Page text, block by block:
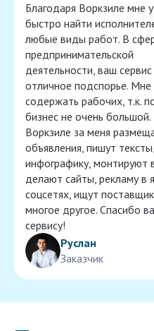
Благодаря Воркзиле мне
быстро найти
любые виды работ. В
предпринимательской
деятельности, ваш сервис
отличное подспорье.
содержать рабочих, т.к.
бизнес не очень
Воркзиле за меня
объявления, пишут
инфографику, монтируют
делают сайты, рекламу в
соцсетях, ищут
многое другое. Спасибо
сервису!
Руслан
Заказчик